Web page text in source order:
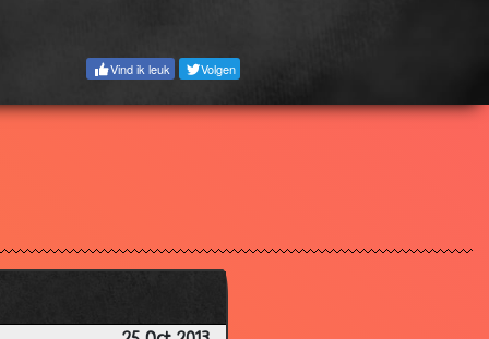
Vind ik leuk Volgen